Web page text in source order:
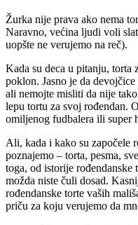
Žurka nije prava ako nema
Naravno, većina ljudi voli
uopšte ne verujemo na reč).
Kada su deca u pitanju, torta
poklon. Jasno je da devojčice
ali nemojte misliti da nije
lepu tortu za svoj rođendan.
omiljenog fudbalera ili
Ali, kada i kako su započele
poznajemo – torta, pesma,
toga, od istorije
možda niste čuli dosad.
rođendanske torte vaših
priču za koju verujemo da